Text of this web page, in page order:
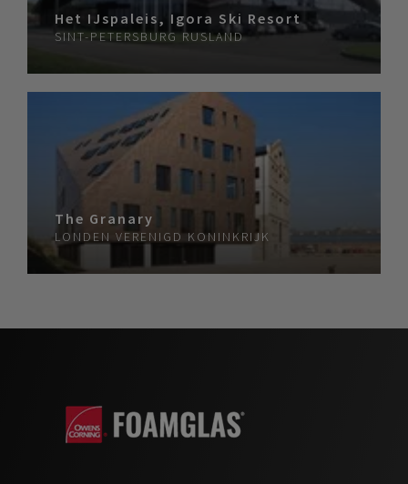
Het IJspaleis, Igora Ski Resort
SINT-PETERSBURG RUSLAND
The Granary
LONDEN VERENIGD KONINKRIJK